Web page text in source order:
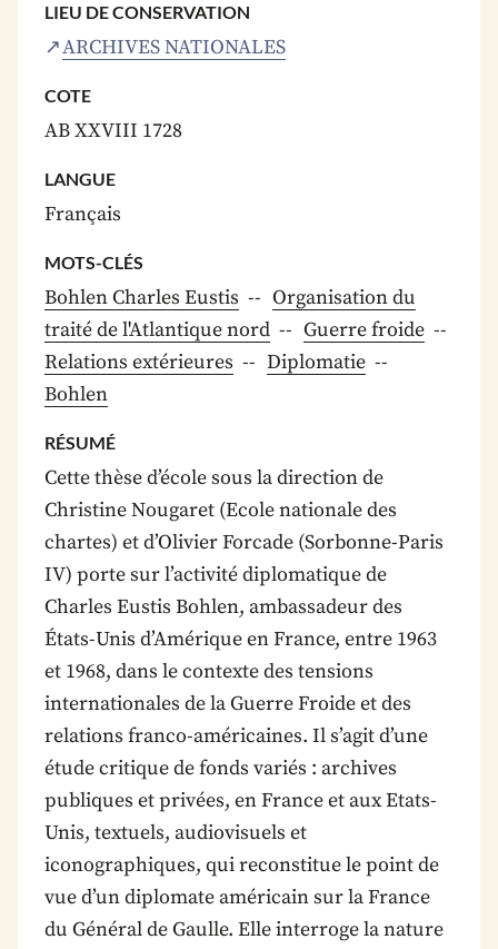
LIEU DE CONSERVATION
ARCHIVES NATIONALES
COTE
AB XXVIII 1728
LANGUE
Français
MOTS-CLÉS
Bohlen Charles Eustis
Organisation du
traité de l'Atlantique nord
Guerre froide
Relations extérieures
Diplomatie
Bohlen
RÉSUMÉ
Cette thèse d’école sous la direction de
Christine Nougaret (Ecole nationale des
chartes) et d’Olivier Forcade (Sorbonne-Paris
IV) porte sur l’activité diplomatique de
Charles Eustis Bohlen, ambassadeur des
États-Unis d’Amérique en France, entre 1963
et 1968, dans le contexte des tensions
internationales de la Guerre Froide et des
relations franco-américaines. Il s’agit d’une
étude critique de fonds variés : archives
publiques et privées, en France et aux Etats-
Unis, textuels, audiovisuels et
iconographiques, qui reconstitue le point de
vue d’un diplomate américain sur la France
du Général de Gaulle. Elle interroge la nature